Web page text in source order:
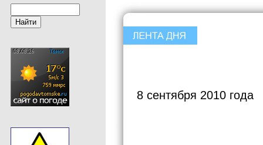
8 сентября 2010 года